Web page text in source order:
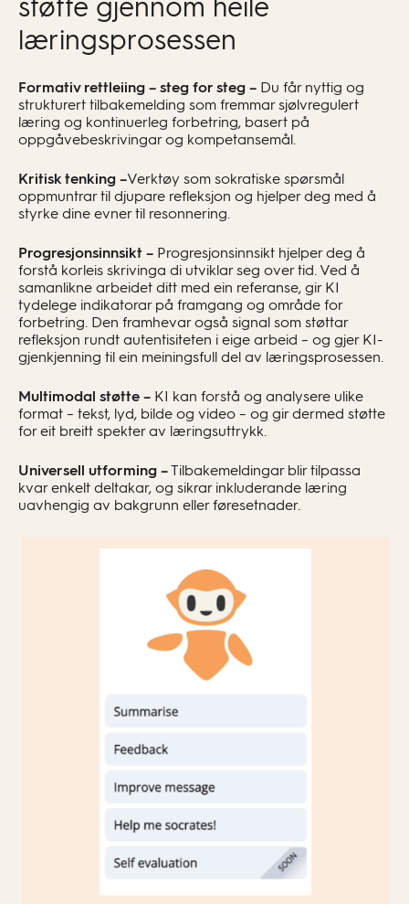
støtte gjennom heile
læringsprosessen
Formativ rettleiing – steg for steg – Du får nyttig og
strukturert tilbakemelding som fremmar sjølvregulert
læring og kontinuerleg forbetring, basert på
oppgåvebeskrivingar og kompetansemål.
Kritisk tenking –Verktøy som sokratiske spørsmål
oppmuntrar til djupare refleksjon og hjelper deg med å
styrke dine evner til resonnering.
Progresjonsinnsikt – Progresjonsinnsikt hjelper deg å
forstå korleis skrivinga di utviklar seg over tid. Ved å
samanlikne arbeidet ditt med ein referanse, gir KI
tydelege indikatorar på framgang og område for
forbetring. Den framhevar også signal som støttar
refleksjon rundt autentisiteten i eige arbeid – og gjer KI-
gjenkjenning til ein meiningsfull del av læringsprosessen.
Multimodal støtte – KI kan forstå og analysere ulike
format – tekst, lyd, bilde og video – og gir dermed støtte
for eit breitt spekter av læringsuttrykk.
Universell utforming –Tilbakemeldingar blir tilpassa
kvar enkelt deltakar, og sikrar inkluderande læring
uavhengig av bakgrunn eller føresetnader.